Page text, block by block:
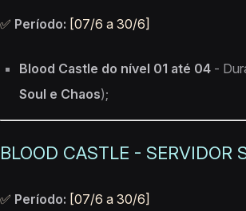
✅ Período: [07/6 a 30/6]
Blood Castle do nível 01 até 04 -
Soul e Chaos);
BLOOD CASTLE - SERVIDOR
✅ Período: [07/6 a 30/6]